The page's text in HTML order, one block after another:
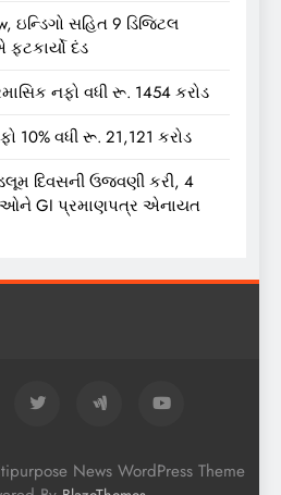
ઇન્ડિગો સહિત 9 ડિજિટલ
ફટકાર્યો દંડ
નફો વધી રૂ. 1454 કરોડ
10% વધી રૂ. 21,121 કરોડ
દિવસની ઉજવણી કરી, 4
GI પ્રમાણપત્ર એનાયત
News WordPress Theme